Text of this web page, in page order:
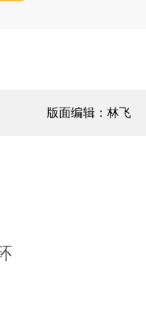
版面编辑：林飞